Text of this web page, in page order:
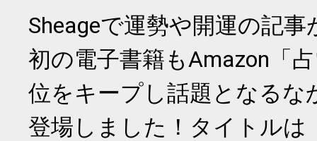
Sheageで運勢や開運の記
初の電子書籍もAmazon「
位をキープし話題となるな
登場しました！タイトルは